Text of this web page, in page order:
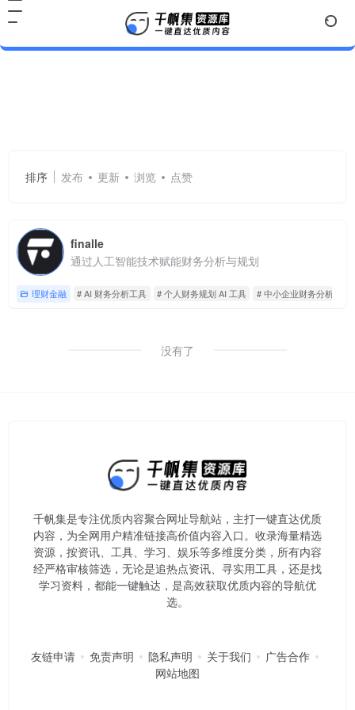
排序 发布 更新 浏览 点赞
finalle
通过人工智能技术赋能财务分析与规划
理财金融 # AI 财务分析工具 # 个人财务规划 AI 工具 # 中小企业财务分析平台
没有了
千帆集是专注优质内容聚合网址导航站，主打一键直达优质
内容，为全网用户精准链接高价值内容入口。​收录海量精选
资源，按资讯、工具、学习、娱乐等多维度分类，所有内容
经严格审核筛选，无论是追热点资讯、寻实用工具，还是找
学习资料，都能一键触达，是高效获取优质内容的导航优
选。
友链申请 免责声明 隐私声明 关于我们
广告合作
网站地图